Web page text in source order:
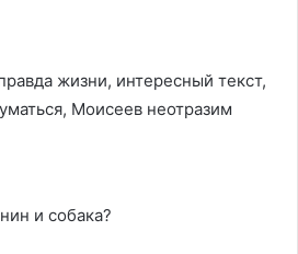
жизни, интересный текст,
Моисеев неотразим
и собака?